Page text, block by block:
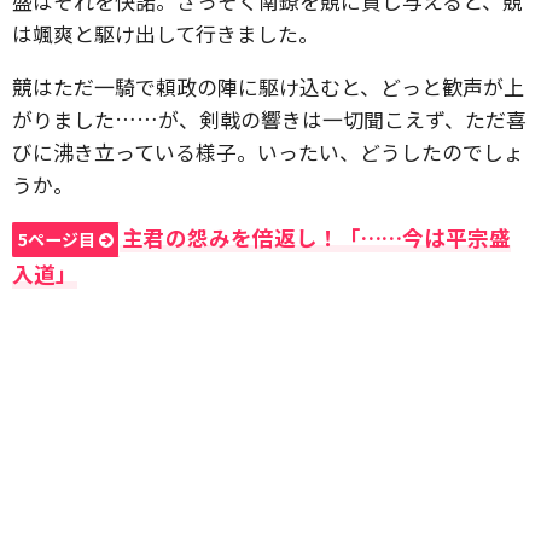
は颯爽と駆け出して行きました。
競はただ一騎で頼政の陣に駆け込むと、どっと歓声が上
がりました……が、剣戟の響きは一切聞こえず、ただ喜
びに沸き立っている様子。いったい、どうしたのでしょ
うか。
5ページ目
主君の怨みを倍返し！「……今は平宗盛
入道」